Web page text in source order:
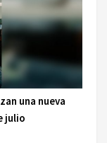
una nueva
julio